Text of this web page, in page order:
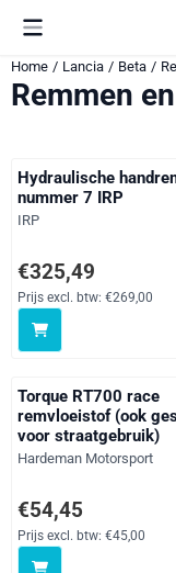
Cookievoorkeuren zijn
Home / Lancia / Beta /
Remmen
Hydraulische
nummer 7 IRP
Merk:
IRP
Prijs: 325,49,
€325,49
Prijs excl. btw: €269,00
Torque RT700 race
remvloeistof (ook
voor straatgebruik)
Merk:
Hardeman Motorsport
Prijs: 54,45, exclusief
€54,45
Prijs excl. btw: €45,00